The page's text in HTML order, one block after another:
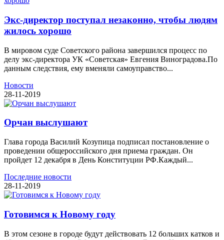
Экс-директор поступал незаконно, чтобы людям
жилось хорошо
В мировом суде Советского района завершился процесс по
делу экс-директора УК «Советская» Евгения Виноградова.По
данным следствия, ему вменяли самоуправство...
Новости
28-11-2019
Орчан выслушают
Глава города Василий Козупица подписал постановление о
проведении общероссийского дня приема граждан. Он
пройдет 12 декабря в День Конституции РФ.Каждый...
Последние новости
28-11-2019
Готовимся к Новому году
В этом сезоне в городе будут действовать 12 больших катков и